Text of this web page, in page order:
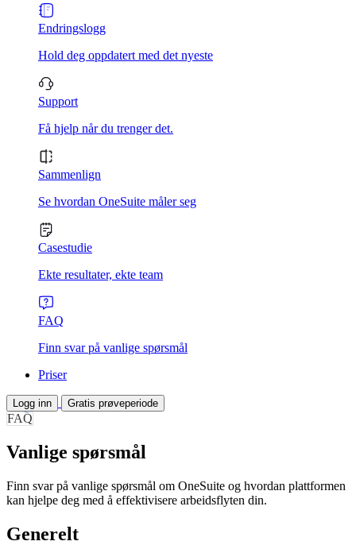
Endringslogg
Hold deg oppdatert med det nyeste
Support
Få hjelp når du trenger det.
Sammenlign
Se hvordan OneSuite måler seg
Casestudie
Ekte resultater, ekte team
FAQ
Finn svar på vanlige spørsmål
Priser
Logg inn Gratis prøveperiode
FAQ
Vanlige spørsmål
Finn svar på vanlige spørsmål om OneSuite og hvordan plattformen
kan hjelpe deg med å effektivisere arbeidsflyten din.
Generelt